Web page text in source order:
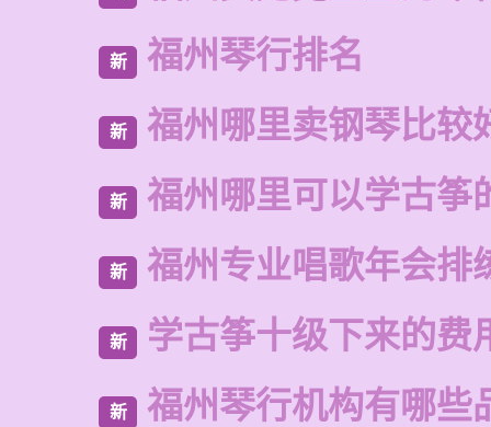
新 福州琴行排名
新 福州哪里卖钢琴比较
新 福州哪里可以学古筝
新 福州专业唱歌年会排
新 学古筝十级下来的费
新 福州琴行机构有哪些